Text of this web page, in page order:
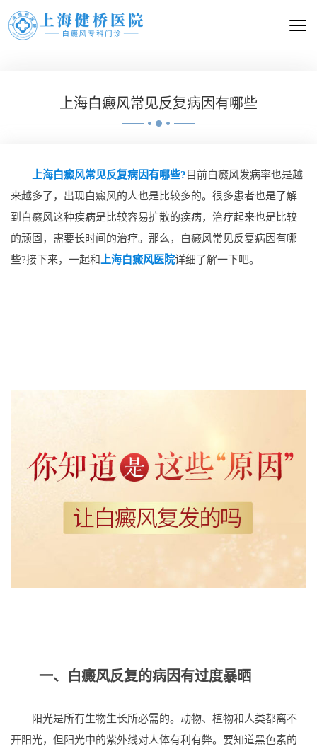
上海白癜风常见反复病因有哪些
上海白癜风常见反复病因有哪些? 目前白癜风发病率也是越
来越多了，出现白癜风的人也是比较多的。很多患者也是了解
到白癜风这种疾病是比较容易扩散的疾病，治疗起来也是比较
的顽固，需要长时间的治疗。那么，白癜风常见反复病因有哪
些?接下来，一起和
上海白癜风医院详细了解一下吧。
一、白癜风反复的病因有过度暴晒
阳光是所有生物生长所必需的。动物、植物和人类都离不
开阳光，但阳光中的紫外线对人体有利有弊。要知道黑色素的